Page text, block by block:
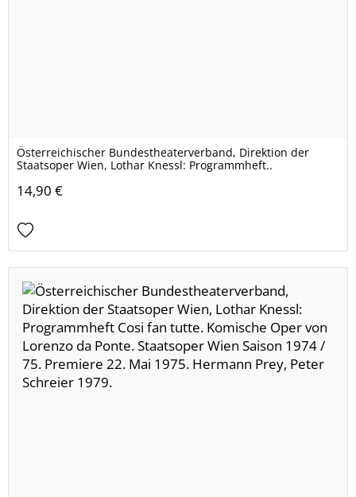
Österreichischer Bundestheaterverband, Direktion der
Staatsoper Wien, Lothar Knessl: Programmheft..
14,90 €